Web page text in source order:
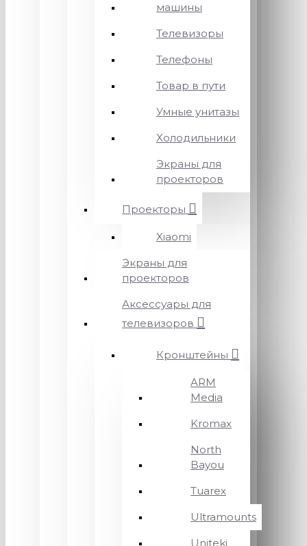
машины
Телевизоры
Телефоны
Товар в пути
Умные унитазы
Холодильники
Экраны для
проекторов
Проекторы
Xiaomi
Экраны для
проекторов
Аксессуары для
телевизоров
Кронштейны
ARM
Media
Kromax
North
Bayou
Tuarex
Ultramounts
Uniteki